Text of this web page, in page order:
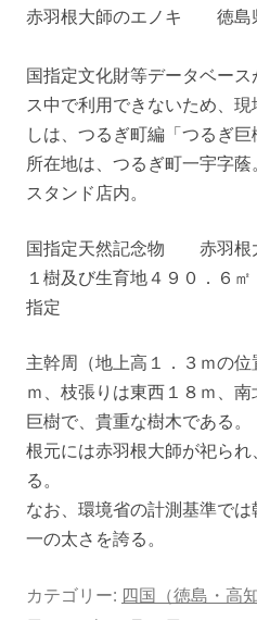
赤羽根大師のエノキ 徳島
国指定文化財等データベー
ス中で利用できないため、
しは、つるぎ町編「つるぎ巨
所在地は、つるぎ町一宇字
スタンド店内。
国指定天然記念物 赤羽根
１樹及び生育地４９０．
指定
主幹周（地上高１．３ｍの
ｍ、枝張りは東西１８ｍ、
巨樹で、貴重な樹木である。
根元には赤羽根大師が祀ら
る。
なお、環境省の計測基準で
一の太さを誇る。
カテゴリー: 四国（徳島・高知